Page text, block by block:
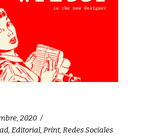
2020
, Editorial, Print, Redes Sociales